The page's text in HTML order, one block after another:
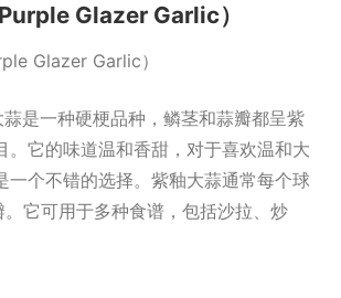
Glazer Garlic）
是一种硬梗品种，鳞茎和蒜瓣都呈紫
。它的味道温和香甜，对于喜欢温和大
一个不错的选择。紫釉大蒜通常每个球
它可用于多种食谱，包括沙拉、炒